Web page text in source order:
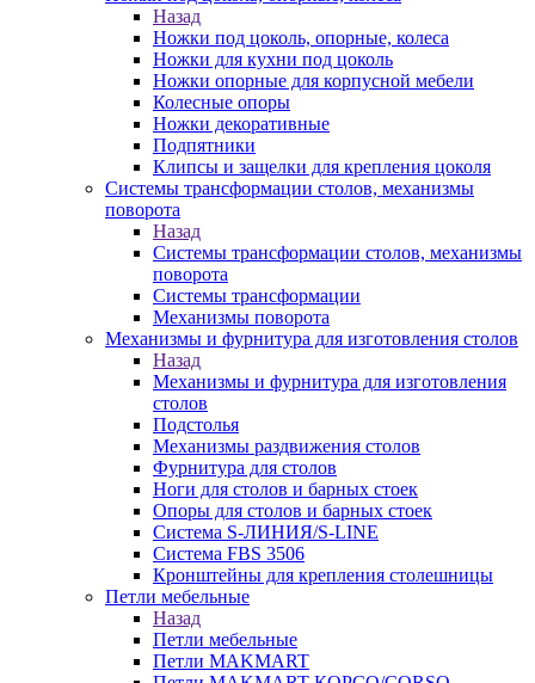
Назад
Ножки под цоколь, опорные, колеса
Ножки для кухни под цоколь
Ножки опорные для корпусной мебели
Колесные опоры
Ножки декоративные
Подпятники
Клипсы и защелки для крепления цоколя
Системы трансформации столов, механизмы
поворота
Назад
Системы трансформации столов, механизмы
поворота
Системы трансформации
Механизмы поворота
Механизмы и фурнитура для изготовления столов
Назад
Механизмы и фурнитура для изготовления
столов
Подстолья
Механизмы раздвижения столов
Фурнитура для столов
Ноги для столов и барных стоек
Опоры для столов и барных стоек
Система S-ЛИНИЯ/S-LINE
Система FBS 3506
Кронштейны для крепления столешницы
Петли мебельные
Назад
Петли мебельные
Петли MAKMART